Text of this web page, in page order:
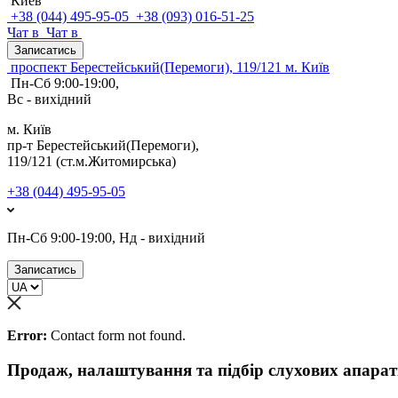
+38 (044) 495-95-05 +38 (093) 016-51-25
Чат в Чат в
Записатись
проспект Берестейський(Перемоги), 119/121 м. Київ
Пн-Сб 9:00-19:00,
Вс - вихідний
м. Київ
пр-т Берестейський(Перемоги),
119/121 (ст.м.Житомирська)
+38 (044) 495-95-05
Пн-Сб 9:00-19:00, Нд - вихідний
Записатись
Error: Contact form not found.
Продаж, налаштування та підбір слухових